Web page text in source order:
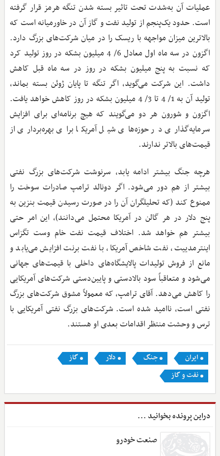
عملیات آن به‌شدت تحت تاثیر بسته شدن تنگه هرمز قرار گرفته
است. حدود یک‌پنجم از تولید نفت و گاز آن در خاورمیانه است که
بالاترین میزان مواجهه با ریسک را در میان شرکت‌های بزرگ دارد.
اگزون در سه‌ ماه اول معادل 6/ 4 میلیون بشکه در روز تولید کرد
که نسبت به پنج میلیون بشکه در روز در سه‌ ماه قبل کاهش
داشت. این شرکت می‌گوید، اگر تنگه تا پایان ژوئن بسته بماند،
تولید آن به 1/ 4 تا 3/ 4 میلیون بشکه در روز کاهش خواهد یافت.
اگزون و شورون هر دو می‌گویند که هیچ برنامه‌ای برای افزایش
سرمایه‌گذاری در حوزه‌های شیل آمریکا برای بهره‌برداری از
قیمت‌های بالاتر ندارند.
هرچه جنگ بیشتر ادامه یابد، سرنوشت شرکت‌های بزرگ نفتی
بیشتر از هم دور می‌شود. اگر دونالد ترامپ صادرات سوخت را
ممنوع کند (که تحلیلگران آن را در صورت رسیدن قیمت بنزین به
پنج دلار در هر گالن در آمریکا محتمل می‌دانند)، این امر حتی
بیشتر هم خواهد شد. اختلاف قیمت نفت خام وست تگزاس
اینترمدییت، نفت شاخص آمریکا، با نفت برنت افزایش می‌یابد و
مانع از فروش تولیدات پالایشگاه‌های داخلی با قیمت‌های جهانی
می‌شود و متعاقباً سود بالادستی و پایین‌دستی شرکت‌های آمریکایی
را کاهش می‌دهد. آقای ترامپ، که معمولاً مشوق شرکت‌های بزرگ
نفتی است، ناامید شده است. شرکت‌های بزرگ نفتی آمریکایی با
ترس و وحشت منتظر اقدامات بعدی او هستند.
ایران جنگ دلار
گاز
نفت و گاز
دراین پرونده بخوانید ...
صنعت خودرو